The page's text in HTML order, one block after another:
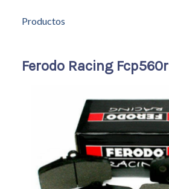
Productos
Ferodo Racing Fcp560r